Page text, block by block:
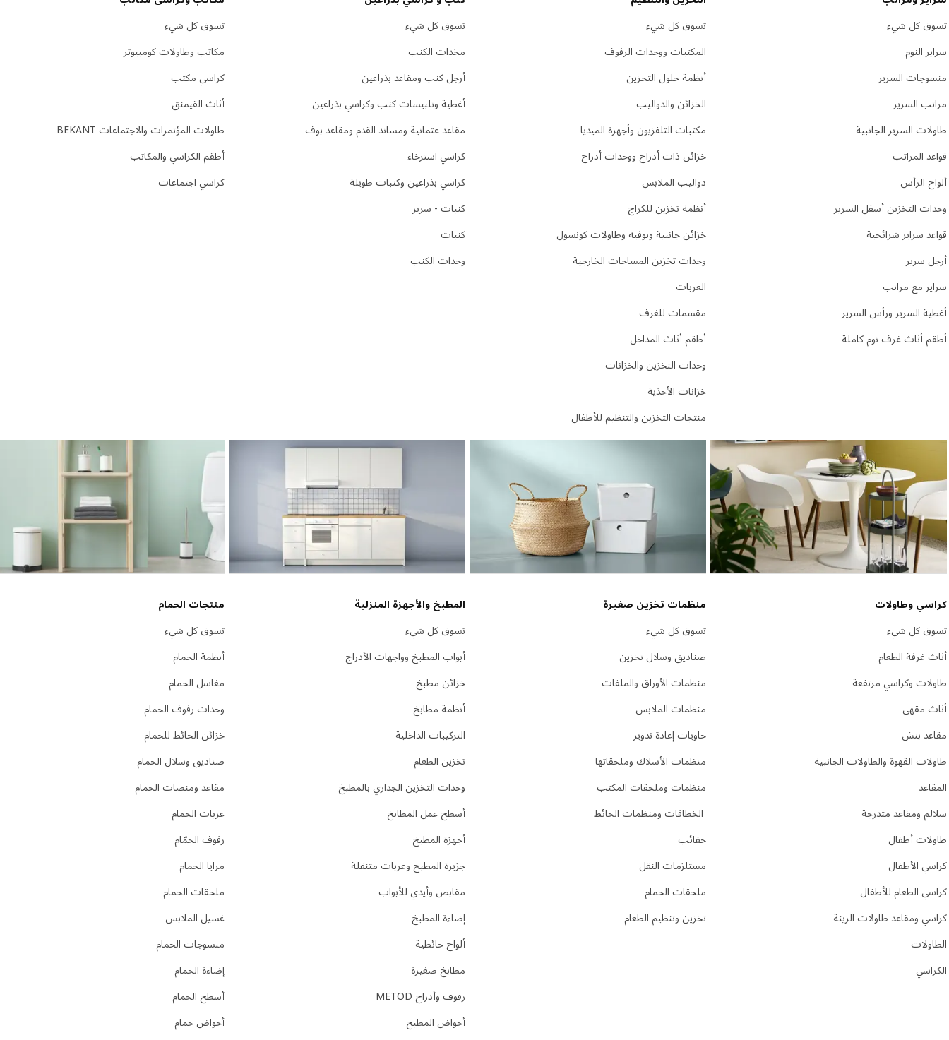
تسوق كل شيء
سراير النوم
منسوجات السرير
مراتب السرير
طاولات السرير الجانبية
قواعد المراتب
ألواح الرأس
وحدات التخزين أسفل السرير
قواعد سراير شرائحية
أرجل سرير
سراير مع مراتب
أغطية السرير ورأس السرير
أطقم أثاث غرف نوم كاملة
تسوق كل شيء
المكتبات ووحدات الرفوف
أنظمة حلول التخزين
الخزائن والدواليب
مكتبات التلفزيون وأجهزة الميديا
خزائن ذات أدراج ووحدات أدراج
دواليب الملابس
أنظمة تخزين للكراج
خزائن جانبية وبوفيه وطاولات كونسول
وحدات تخزين المساحات الخارجية
العربات
مقسمات للغرف
أطقم أثاث المداخل
وحدات التخزين والخزانات
خزانات الأحذية
منتجات التخزين والتنظيم للأطفال
تسوق كل شيء
مخدات الكنب
أرجل كنب ومقاعد بذراعين
أغطية وتلبيسات كنب وكراسي بذراعين
مقاعد عثمانية ومساند القدم ومقاعد بوف
كراسي استرخاء
كراسي بذراعين وكنبات طويلة
كنبات - سرير
كنبات
وحدات الكنب
تسوق كل شيء
مكاتب وطاولات كومبيوتر
كراسي مكتب
أثاث القيمنق
طاولات المؤتمرات والاجتماعات BEKANT
أطقم الكراسي والمكاتب
كراسي اجتماعات
كراسي وطاولات
تسوق كل شيء
أثاث غرفة الطعام
طاولات وكراسي مرتفعة
أثاث مقهى
مقاعد بنش
طاولات القهوة والطاولات الجانبية
المقاعد
سلالم ومقاعد متدرجة
طاولات أطفال
كراسي الأطفال
كراسي الطعام للأطفال
كراسي ومقاعد طاولات الزينة
الطاولات
الكراسي
منظمات تخزين صغيرة
تسوق كل شيء
صناديق وسلال تخزين
منظمات الأوراق والملفات
منظمات الملابس
حاويات إعادة تدوير
منظمات الأسلاك وملحقاتها
منظمات وملحقات المكتب
الخطافات ومنظمات الحائط
حقائب
مستلزمات النقل
ملحقات الحمام
تخزين وتنظيم الطعام
المطبخ والأجهزة المنزلية
تسوق كل شيء
أبواب المطبخ وواجهات الأدراج
خزائن مطبخ
أنظمة مطابخ
التركيبات الداخلية
تخزين الطعام
وحدات التخزين الجداري بالمطبخ
أسطح عمل المطابخ
أجهزة المطبخ
جزيرة المطبخ وعربات متنقلة
مقابض وأيدي للأبواب
إضاءة المطبخ
ألواح حائطية
مطابخ صغيرة
رفوف وأدراج METOD
أحواض المطبخ
منتجات الحمام
تسوق كل شيء
أنظمة الحمام
مغاسل الحمام
وحدات رفوف الحمام
خزائن الحائط للحمام
صناديق وسلال الحمام
مقاعد ومنصات الحمام
عربات الحمام
رفوف الحمّام
مرايا الحمام
ملحقات الحمام
غسيل الملابس
منسوجات الحمام
إضاءة الحمام
أسطح الحمام
أحواض حمام